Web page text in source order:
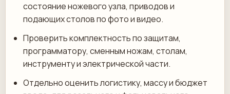
состояние ножевого узла, приводов и
подающих столов по фото и видео.
Проверить комплектность по защитам,
программатору, сменным ножам, столам,
инструменту и электрической части.
Отдельно оценить логистику, массу и бюджет